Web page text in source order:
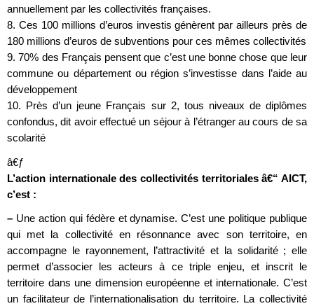
annuellement par les collectivités françaises.
8. Ces 100 millions d’euros investis génèrent par ailleurs près de
180 millions d’euros de subventions pour ces mêmes collectivités
9. 70% des Français pensent que c’est une bonne chose que leur
commune ou département ou région s’investisse dans l’aide au
développement
10. Près d’un jeune Français sur 2, tous niveaux de diplômes
confondus, dit avoir effectué un séjour à l’étranger au cours de sa
scolarité
â€ƒ
L’action internationale des collectivités territoriales â€“ AICT,
c’est :
– Une action qui fédère et dynamise. C’est une politique publique
qui met la collectivité en résonnance avec son territoire, en
accompagne le rayonnement, l’attractivité et la solidarité ; elle
permet d’associer les acteurs à ce triple enjeu, et inscrit le
territoire dans une dimension européenne et internationale. C’est
un facilitateur de l’internationalisation du territoire. La collectivité